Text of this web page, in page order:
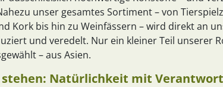
unser gesamtes Sortiment – von
Kork bis hin zu Weinfässern – wird direkt an
und veredelt. Nur ein kleiner Teil unserer
– aus Asien.
Natürlichkeit mit